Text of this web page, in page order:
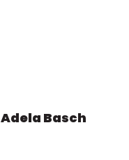
Adela Basch